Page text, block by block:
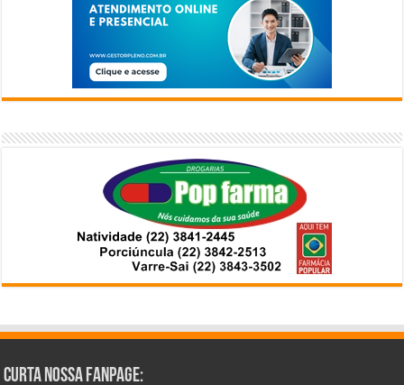
Curta Nossa Fanpage: